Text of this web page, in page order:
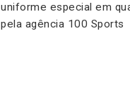
uniforme especial em
pela agência 100 Sports